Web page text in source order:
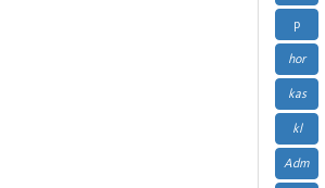
p
hor
kas
kl
Adm